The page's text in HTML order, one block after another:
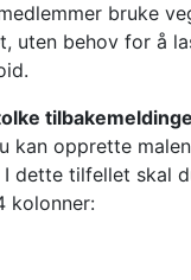
bruke
uten behov for å
kan opprette
dette tilfellet skal
kolonner: